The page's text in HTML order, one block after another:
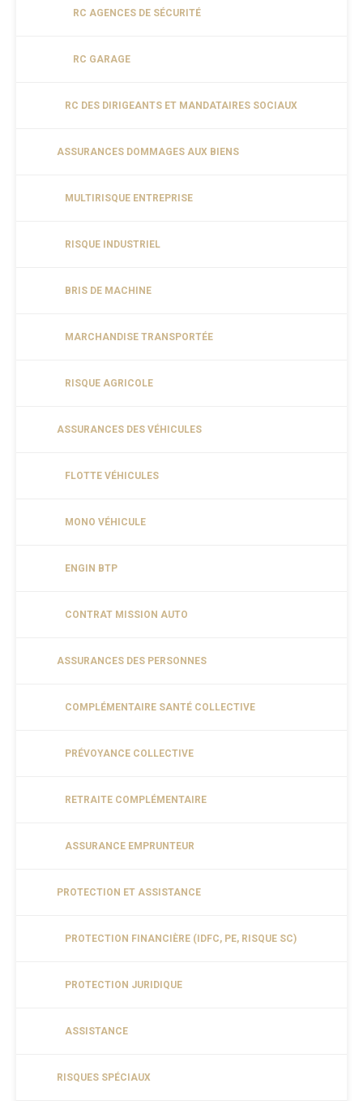
RC AGENCES DE SÉCURITÉ
RC GARAGE
RC DES DIRIGEANTS ET MANDATAIRES SOCIAUX
ASSURANCES DOMMAGES AUX BIENS
MULTIRISQUE ENTREPRISE
RISQUE INDUSTRIEL
BRIS DE MACHINE
MARCHANDISE TRANSPORTÉE
RISQUE AGRICOLE
ASSURANCES DES VÉHICULES
FLOTTE VÉHICULES
MONO VÉHICULE
ENGIN BTP
CONTRAT MISSION AUTO
ASSURANCES DES PERSONNES
COMPLÉMENTAIRE SANTÉ COLLECTIVE
PRÉVOYANCE COLLECTIVE
RETRAITE COMPLÉMENTAIRE
ASSURANCE EMPRUNTEUR
PROTECTION ET ASSISTANCE
PROTECTION FINANCIÈRE (IDFC, PE, RISQUE SC)
PROTECTION JURIDIQUE
ASSISTANCE
RISQUES SPÉCIAUX